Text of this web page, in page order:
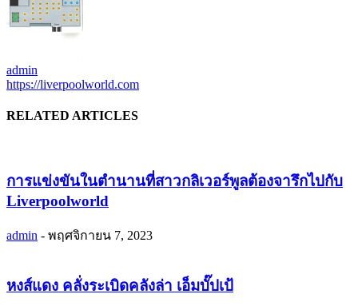
admin
https://liverpoolworld.com
RELATED ARTICLES
การแข่งขันในตำนานที่สาวกลิเวอร์พูลต้องจารึกไปกับ
Liverpoolworld
admin - พฤศจิกายน 7, 2023
หงส์แดง คลั่งระเบิดคลังล่า เอ็มบั๊ปเป้